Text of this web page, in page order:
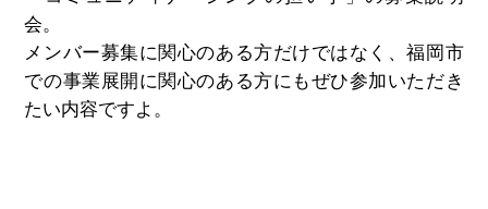
会。
メンバー募集に関心のある方だけではなく、福岡市
での事業展開に関心のある方にもぜひ参加いただき
たい内容ですよ。